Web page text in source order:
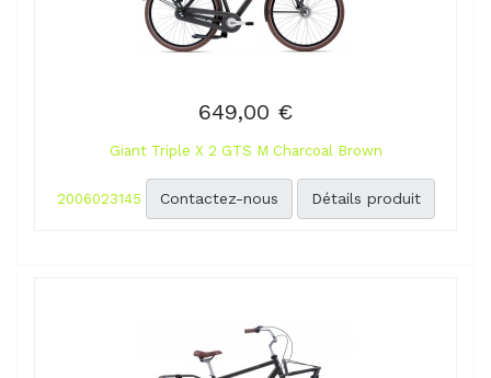
649,00 €
Giant Triple X 2 GTS M Charcoal Brown
2006023145 Contactez-nous Détails produit